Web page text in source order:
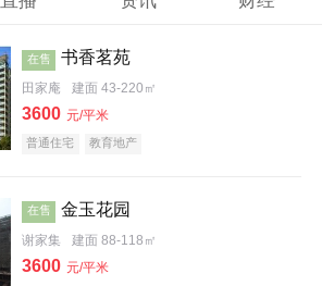
在售 书香茗苑
田家庵 建面 43-220㎡
3600 元/平米
普通住宅 教育地产
在售 金玉花园
谢家集 建面 88-118㎡
3600 元/平米